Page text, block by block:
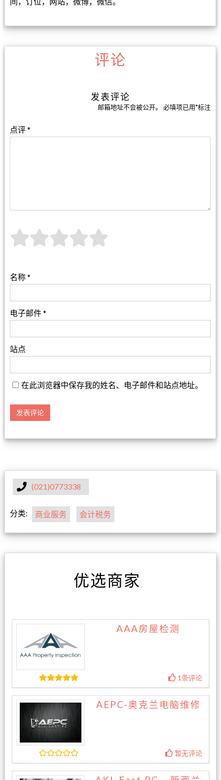
评论
发表评论
邮箱地址不会被公开。 必填项已用*标注
点评*
名称*
电子邮件*
站点
在此浏览器中保存我的姓名、电子邮件和站点地址。
(021)0773338
分类: 商业服务 会计税务
优选商家
AAA房屋检测
1条评论
AEPC-奥克兰电脑维修
暂无评论